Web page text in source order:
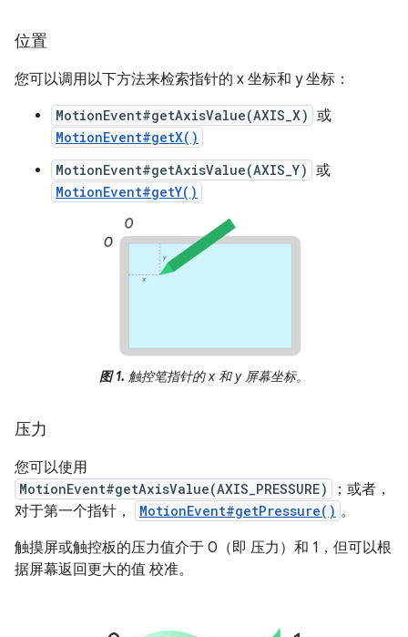
位置
您可以调用以下方法来检索指针的 x 坐标和 y 坐标：
MotionEvent#getAxisValue(AXIS_X) 或
MotionEvent#getX()
MotionEvent#getAxisValue(AXIS_Y) 或
MotionEvent#getY()
图 1. 触控笔指针的 x 和 y 屏幕坐标。
压力
您可以使用
MotionEvent#getAxisValue(AXIS_PRESSURE)
；或者，
对于第一个指针，
MotionEvent#getPressure() 。
触摸屏或触控板的压力值介于 0（即 压力）和 1，但可以根
据屏幕返回更大的值 校准。